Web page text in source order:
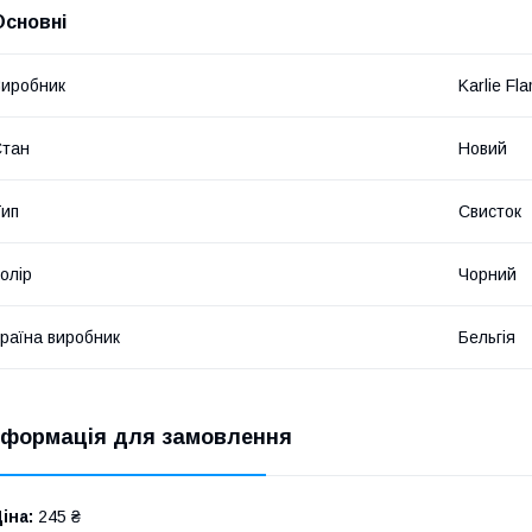
Karlie
Новий
Свисток
Чорний
виробник Бельгія
для замовлення
245 ₴